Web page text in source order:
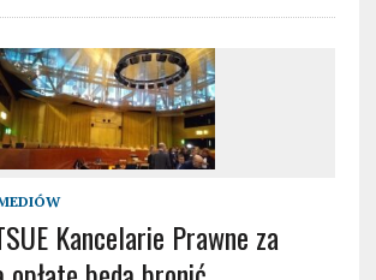
Kancelarie Prawne za